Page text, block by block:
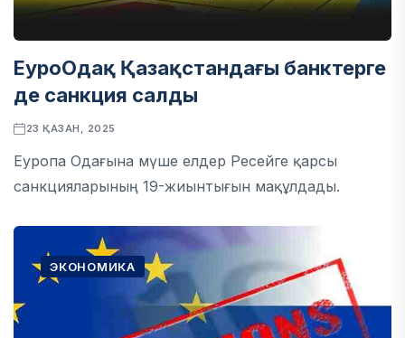
ЕуроОдақ Қазақстандағы банктерге
де санкция салды
23 ҚАЗАН, 2025
Еуропа Одағына мүше елдер Ресейге қарсы
санкцияларының 19-жиынтығын мақұлдады.
ЭКОНОМИКА